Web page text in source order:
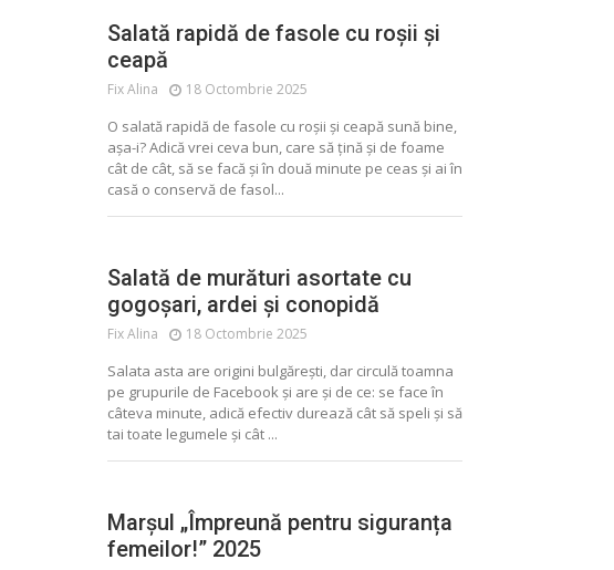
Salată rapidă de fasole cu roșii și
ceapă
Fix Alina 18 Octombrie 2025
O salată rapidă de fasole cu roșii și ceapă sună bine,
așa-i? Adică vrei ceva bun, care să țină și de foame
cât de cât, să se facă și în două minute pe ceas și ai în
casă o conservă de fasol...
ALIMENTE CONSERVATE CONSERVE
MURATURI SALATA
Salată de murături asortate cu
gogoșari, ardei și conopidă
Fix Alina 18 Octombrie 2025
Salata asta are origini bulgărești, dar circulă toamna
pe grupurile de Facebook și are și de ce: se face în
câteva minute, adică efectiv durează cât să speli și să
tai toate legumele și cât ...
Marșul „Împreună pentru siguranța
femeilor!” 2025